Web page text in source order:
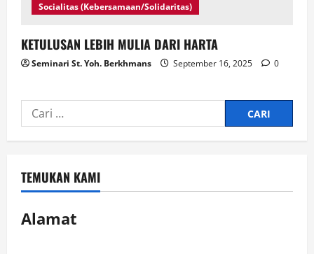
Socialitas (Kebersamaan/Solidaritas)
KETULUSAN LEBIH MULIA DARI HARTA
Seminari St. Yoh. Berkhmans September 16, 2025 0
TEMUKAN KAMI
Alamat